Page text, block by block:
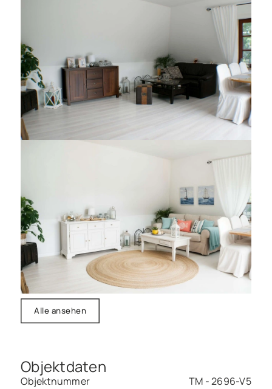
Alle ansehen
Objektdaten
Objektnummer
TM - 2696-V5